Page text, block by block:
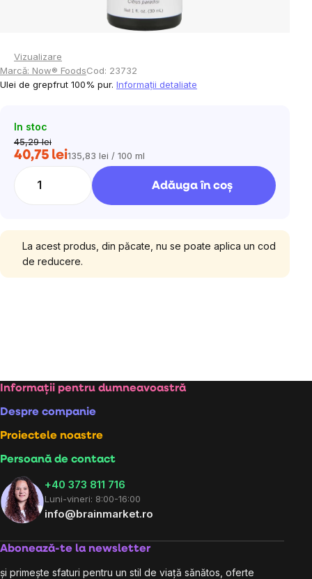
Vizualizare
Marcă: Now® FoodsCod: 23732
Ulei de grepfrut 100% pur. Informaţii detaliate
In stoc
45,29 lei
40,75 leiEvaluare
135,83 lei / 100 ml
Adăuga în coş
La acest produs, din păcate, nu se poate aplica un cod
de reducere.
Subsol
Informații pentru dumneavoastră
Despre companie
Proiectele noastre
Persoană de contact
+40 373 811 716
Luni-vineri: 8:00-16:00
info@brainmarket.ro
Abonează-te la newsletter
și primește sfaturi pentru un stil de viață sănătos, oferte